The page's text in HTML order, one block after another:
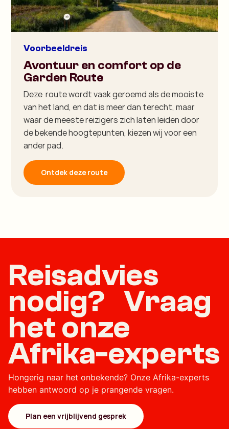
Voorbeeldreis
Avontuur en comfort op de
Garden Route
Deze route wordt vaak geroemd als de mooiste
van het land, en dat is meer dan terecht, maar
waar de meeste reizigers zich laten leiden door
de bekende hoogtepunten, kiezen wij voor een
ander pad.
Ontdek deze route
Reisadvies
nodig? Vraag
het onze
Afrika-experts
Hongerig naar het onbekende? Onze Afrika-experts
hebben antwoord op je prangende vragen.
Plan een vrijblijvend gesprek